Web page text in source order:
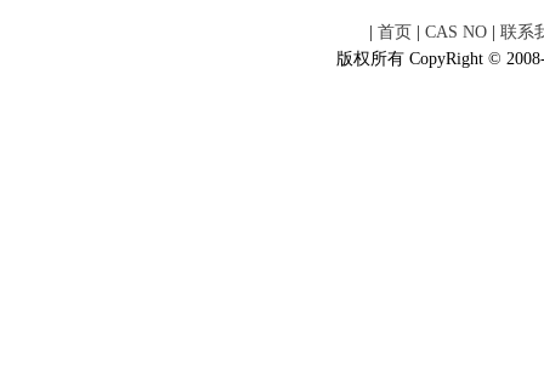
首页 CAS NO
联系
版权所有 CopyRight ©